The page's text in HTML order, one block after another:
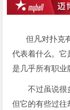
但凡对扑克有
代表着什么。它
是几乎所有职业
不过虽说很
但它的有些过往